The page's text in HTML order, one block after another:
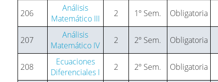
206
Análisis
Matemático III
2 1º Sem. Obligatoria
207
Análisis
Matemático IV
2 2º Sem. Obligatoria
208
Ecuaciones
Diferenciales I
2 2º Sem. Obligatoria